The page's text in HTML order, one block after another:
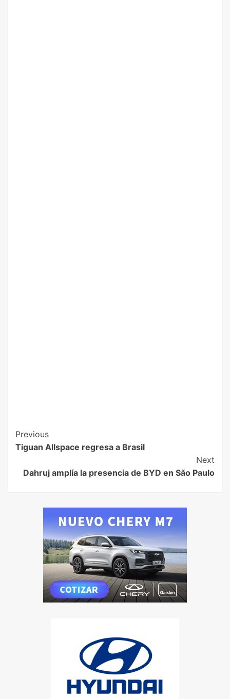
Previous
Tiguan Allspace regresa a Brasil
Next
Dahruj amplía la presencia de BYD en São Paulo